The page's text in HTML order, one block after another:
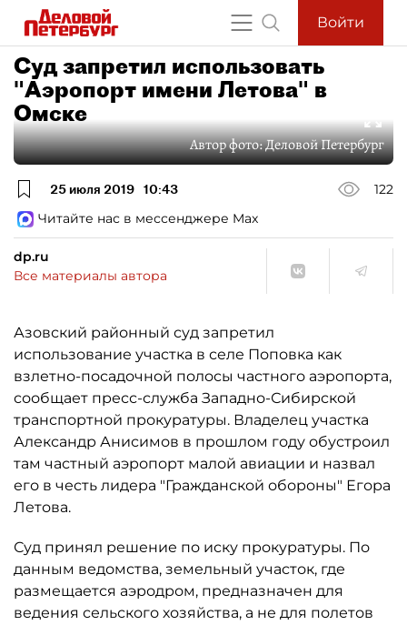
Войти
Суд запретил использовать
"Аэропорт имени Летова" в
Омске
Автор фото:Деловой Петербург
25 июля 2019 10:43
122
Читайте нас в мессенджере Max
dp.ru
Все материалы автора
Азовский районный суд запретил
использование участка в селе Поповка как
взлетно-посадочной полосы частного аэропорта,
сообщает пресс-служба Западно-Сибирской
транспортной прокуратуры. Владелец участка
Александр Анисимов в прошлом году обустроил
там частный аэропорт малой авиации и назвал
его в честь лидера "Гражданской обороны" Егора
Летова.
Суд принял решение по иску прокуратуры. По
данным ведомства, земельный участок, где
размещается аэродром, предназначен для
ведения сельского хозяйства, а не для полетов